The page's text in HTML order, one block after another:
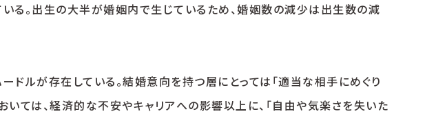
る。出生の大半が婚姻内で生じているため、婚姻数の減少は出生数の減
ルが存在している。結婚意向を持つ層にとっては「適当な相手にめぐり
ては、経済的な不安やキャリアへの影響以上に、「自由や気楽さを失いた